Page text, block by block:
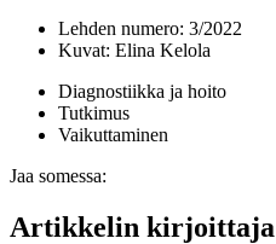
Lehden numero: 3/2022
Kuvat: Elina Kelola
Diagnostiikka ja hoito
Tutkimus
Vaikuttaminen
Jaa somessa:
Artikkelin kirjoittaja